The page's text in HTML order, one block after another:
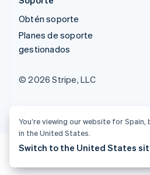
Obtén soporte
Planes de soporte
gestionados
© 2026 Stripe, LLC
You’re viewing our website for
in the United States.
Switch to the United States